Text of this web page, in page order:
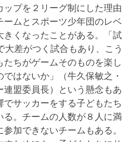
プを２リーグ制にした理由
ームとスポーツ少年団のレベ
きくなったことがある。「試
大差がつく試合もあり、こう
たちがゲームそのものを楽し
はないか」（牛久保敏之・
連盟委員長）という懸念もあ
でサッカーをする子どもたち
る。チームの人数が８人に満
加できないチームもある。